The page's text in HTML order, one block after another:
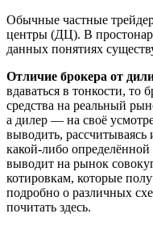
Обычные частные
центры (ДЦ). В
данных понятиях
Отличие брокера от
вдаваться в тонкости,
средства на реальный
а дилер — на своё
выводить, рассчитываясь
какой-либо
выводит на рынок
котировкам, которые
подробно о различных
почитать здесь.